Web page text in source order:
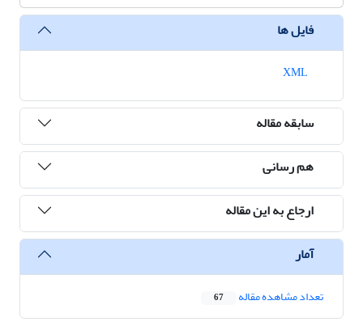
فایل ها
سابقه مقاله
هم رسانی
ارجاع به این مقاله
آمار
تعداد مشاهده مقاله 67